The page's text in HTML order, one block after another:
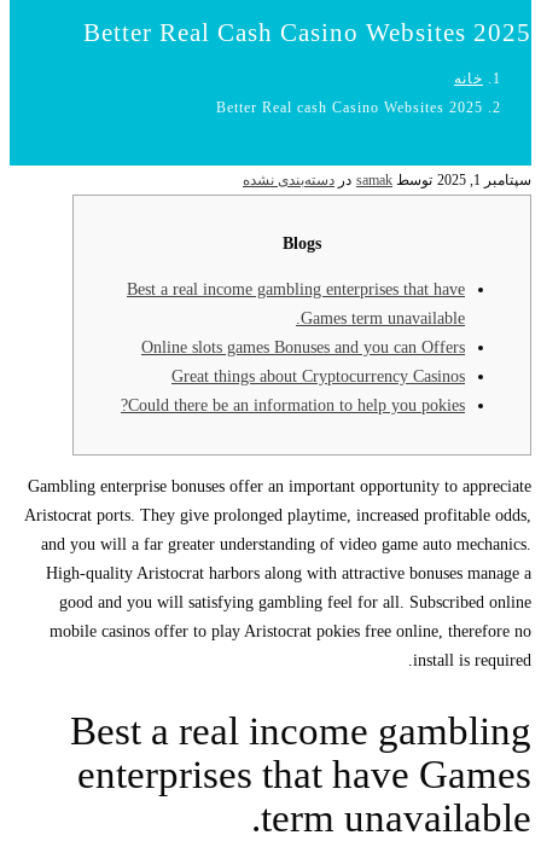
Better Real Cash Casino Websites 2025
خانه
Better Real cash Casino Websites 2025
سپتامبر 1, 2025 توسطsamak در دسته‌بندی نشده
Blogs
Best a real income gambling enterprises that have
Games term unavailable.
Online slots games Bonuses and you can Offers
Great things about Cryptocurrency Casinos
Could there be an information to help you pokies?
Gambling enterprise bonuses offer an important opportunity to appreciate
Aristocrat ports. They give prolonged playtime, increased profitable odds,
and you will a far greater understanding of video game auto mechanics.
High-quality Aristocrat harbors along with attractive bonuses manage a
good and you will satisfying gambling feel for all.Subscribed online
mobile casinos offer to play Aristocrat pokies free online, therefore no
install is required.
Best a real income gambling
enterprises that have Games
term unavailable.